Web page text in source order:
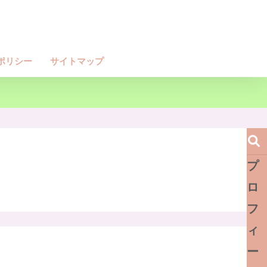
リシー サイトマップ
プ
ロ
フ
ィ
ー